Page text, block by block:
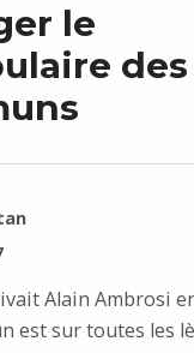
le
des
Alain Ambrosi
est sur toutes les